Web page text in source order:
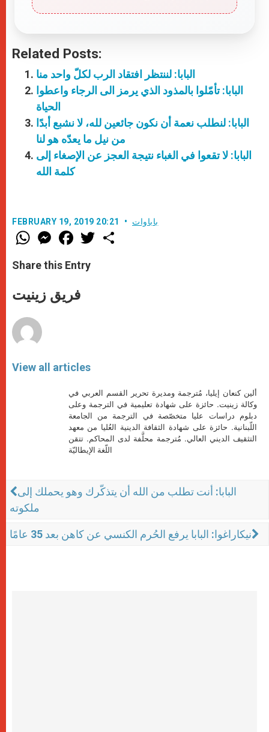
Related Posts:
البابا: لننتظر افتقاد الرب لكلّ واحد منا
البابا: تأمّلوا بالمذود الذي يرمز الى الرجاء واعطوا
الحياة
البابا: لنطلب نعمة أن نكون جائعين لله، لا نشبع أبدًا
من نيل ما يعدّه هو لنا
البابا: لا تقعوا في الغباء نتيجة العجز عن الإصغاء إلى
كلمة الله
FEBRUARY 19, 2019 20:21 باباوات
W
h
t
s
p
p
M
e
s
e
g
e
F
a
e
b
o
k
w
Share this Entry
فريق زينيت
View all articles
ألين كنعان إيليا، مُترجمة ومديرة تحرير القسم العربي في
وكالة زينيت. حائزة على شهادة تعليمية في الترجمة وعلى
دبلوم دراسات عليا متخصّصة في الترجمة من الجامعة
اللّبنانية. حائزة على شهادة الثقافة الدينية العُليا من معهد
التثقيف الديني العالي. مُترجمة محلَّفة لدى المحاكم. تتقن
اللّغة الإيطاليّة
البابا: أنت تطلب من الله أن يتذكّرك وهو يحملك إلى
ملكوته
نيكاراغوا: البابا يرفع الحُرم الكنسي عن كاهن بعد 35 عامًا